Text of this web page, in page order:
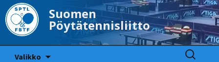
Suomen
Pöytätennisliitto
Valikko
Haku: